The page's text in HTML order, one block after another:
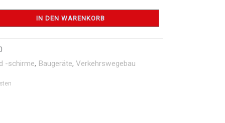
IN DEN WARENKORB
-schirme, Baugeräte, Verkehrswegebau